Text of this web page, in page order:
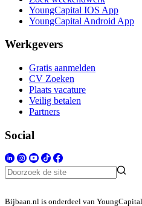
YoungCapital IOS App
YoungCapital Android App
Werkgevers
Gratis aanmelden
CV Zoeken
Plaats vacature
Veilig betalen
Partners
Social
Bijbaan.nl is onderdeel van